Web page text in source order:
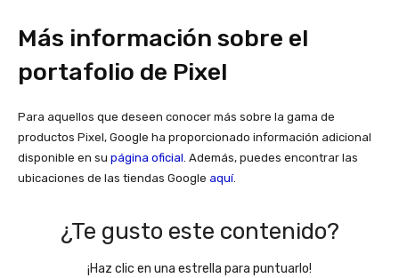
Más información sobre el
portafolio de Pixel
Para aquellos que deseen conocer más sobre la gama de
productos Pixel, Google ha proporcionado información adicional
disponible en su página oficial. Además, puedes encontrar las
ubicaciones de las tiendas Google aquí.
¿Te gusto este contenido?
¡Haz clic en una estrella para puntuarlo!